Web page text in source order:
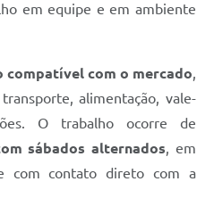
em equipe e em ambiente
compatível com o mercado,
alimentação, vale-
O trabalho ocorre de
sábados alternados, em
com contato direto com a